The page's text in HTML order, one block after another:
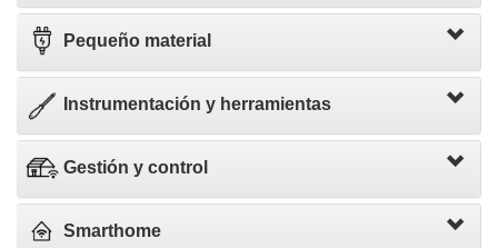
Pequeño material
Instrumentación y herramientas
Gestión y control
Smarthome